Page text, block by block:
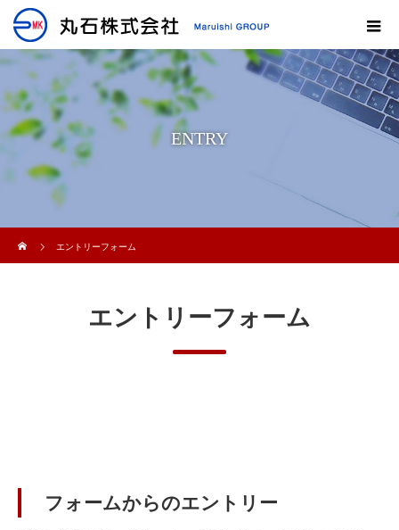
ENTRY
エントリーフォーム
エントリーフォーム
フォームからのエントリー